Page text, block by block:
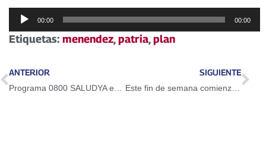
Reproductor
de
audio
00:00 00:00
Etiquetas: menendez,patria,plan
ANTERIOR SIGUIENTE
Este fin de semana comienza censo de transportistas